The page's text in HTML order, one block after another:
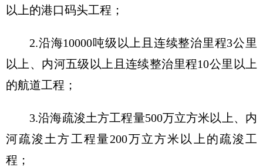
以上的港口码头工程；
2.沿海10000吨级以上且连续整治里程3公里
以上、内河五级以上且连续整治里程10公里以上
的航道工程；
3.沿海疏浚土方工程量500万立方米以上、内
河疏浚土方工程量200万立方米以上的疏浚工
程；